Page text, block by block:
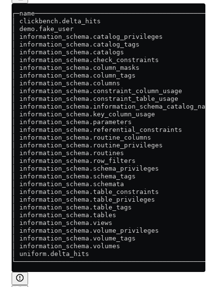
│ clickbench.delta_hits
│ demo.fake_user
│ information_schema.catalog_privileges
│ information_schema.catalog_tags
│ information_schema.catalogs
│ information_schema.check_constraints
│ information_schema.column_masks
│ information_schema.column_tags
│ information_schema.columns
│ information_schema.constraint_column_usage
│ information_schema.constraint_table_usage
│ information_schema.information_schema_catalog_name
│ information_schema.key_column_usage
│ information_schema.parameters
│ information_schema.referential_constraints
│ information_schema.routine_columns
│ information_schema.routine_privileges
│ information_schema.routines
│ information_schema.row_filters
│ information_schema.schema_privileges
│ information_schema.schema_tags
│ information_schema.schemata
│ information_schema.table_constraints
│ information_schema.table_privileges
│ information_schema.table_tags
│ information_schema.tables
│ information_schema.views
│ information_schema.volume_privileges
│ information_schema.volume_tags
│ information_schema.volumes
│ uniform.delta_hits